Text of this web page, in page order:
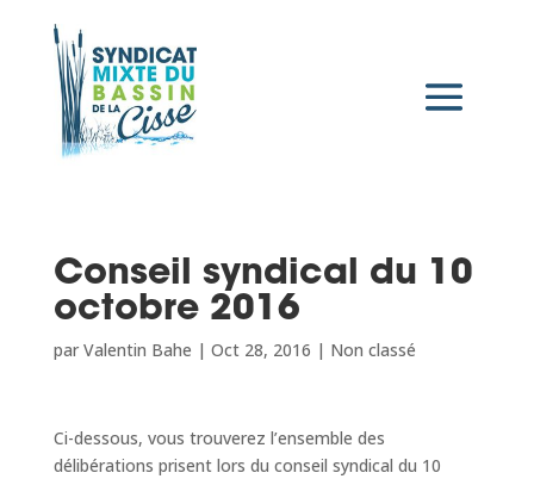
Conseil syndical du 10
octobre 2016
par Valentin Bahe | Oct 28, 2016 | Non classé
Ci-dessous, vous trouverez l’ensemble des
délibérations prisent lors du conseil syndical du 10